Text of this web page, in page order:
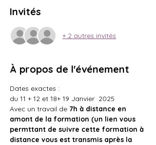
Invités
+ 2 autres invités
À propos de l'événement
Dates exactes :
du 11 + 12 et 18+ 19 Janvier  2025
Avec un travail de 7h à distance en
amont de la formation (un lien vous
permttant de suivre cette formation à
distance vous est transmis après la